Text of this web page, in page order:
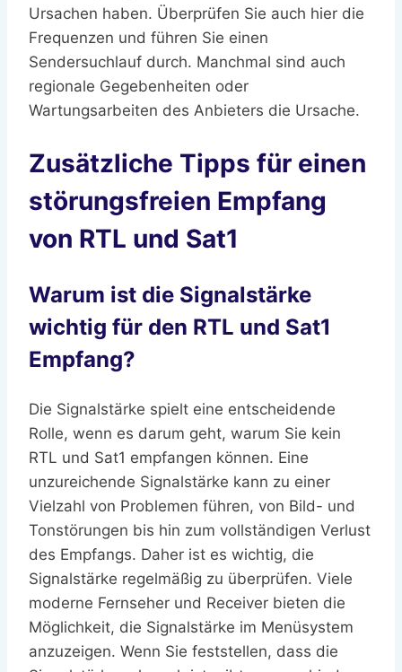
Ursachen haben. Überprüfen Sie auch hier die
Frequenzen und führen Sie einen
Sendersuchlauf durch. Manchmal sind auch
regionale Gegebenheiten oder
Wartungsarbeiten des Anbieters die Ursache.
Zusätzliche Tipps für einen
störungsfreien Empfang
von RTL und Sat1
Warum ist die Signalstärke
wichtig für den RTL und Sat1
Empfang?
Die Signalstärke spielt eine entscheidende
Rolle, wenn es darum geht, warum Sie kein
RTL und Sat1 empfangen können. Eine
unzureichende Signalstärke kann zu einer
Vielzahl von Problemen führen, von Bild- und
Tonstörungen bis hin zum vollständigen Verlust
des Empfangs. Daher ist es wichtig, die
Signalstärke regelmäßig zu überprüfen. Viele
moderne Fernseher und Receiver bieten die
Möglichkeit, die Signalstärke im Menüsystem
anzuzeigen. Wenn Sie feststellen, dass die